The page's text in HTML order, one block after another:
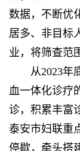
数据，不断优
居多、非目标
业，将筛查范
从2023年
血一体化诊疗
诊，积累丰富
泰安市妇联重
停歇，牵头搭